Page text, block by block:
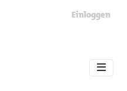
Einloggen